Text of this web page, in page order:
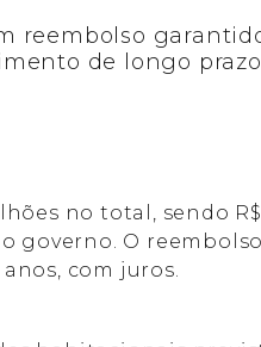
reembolso
de longo
no total, sendo
governo. O
com juros.